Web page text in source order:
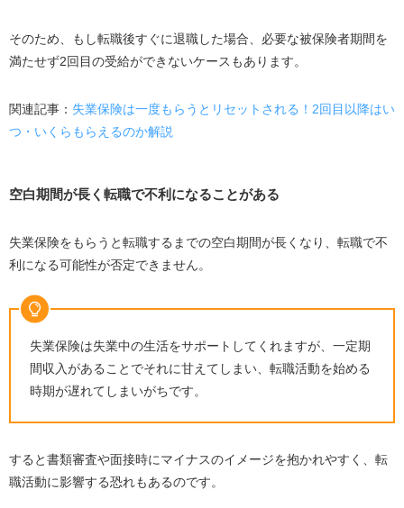
そのため、もし転職後すぐに退職した場合、必要な被保険者期間を
満たせず2回目の受給ができないケースもあります。
関連記事： 失業保険は一度もらうとリセットされる！2回目以降はい
つ・いくらもらえるのか解説
空白期間が長く転職で不利になることがある
失業保険をもらうと転職するまでの空白期間が長くなり、転職で不
利になる可能性が否定できません。
失業保険は失業中の生活をサポートしてくれますが、一定期
間収入があることでそれに甘えてしまい、転職活動を始める
時期が遅れてしまいがちです。
すると書類審査や面接時にマイナスのイメージを抱かれやすく、転
職活動に影響する恐れもあるのです。